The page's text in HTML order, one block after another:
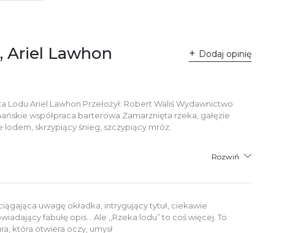
Ariel Lawhon Dodaj opinię
Lodu Ariel Lawhon Przełożył: Robert Waliś Wydawnictwo
współpraca barterowa Zamarznięta rzeka, gałęzie
lodem, skrzypiący śnieg, szczypiący mróz.
Rozwiń
uwagę okładka, intrygujący tytuł, ciekawie
fabułę opis… Ale ,,Rzeka lodu” to coś więcej. To
która otwiera oczy, umysł